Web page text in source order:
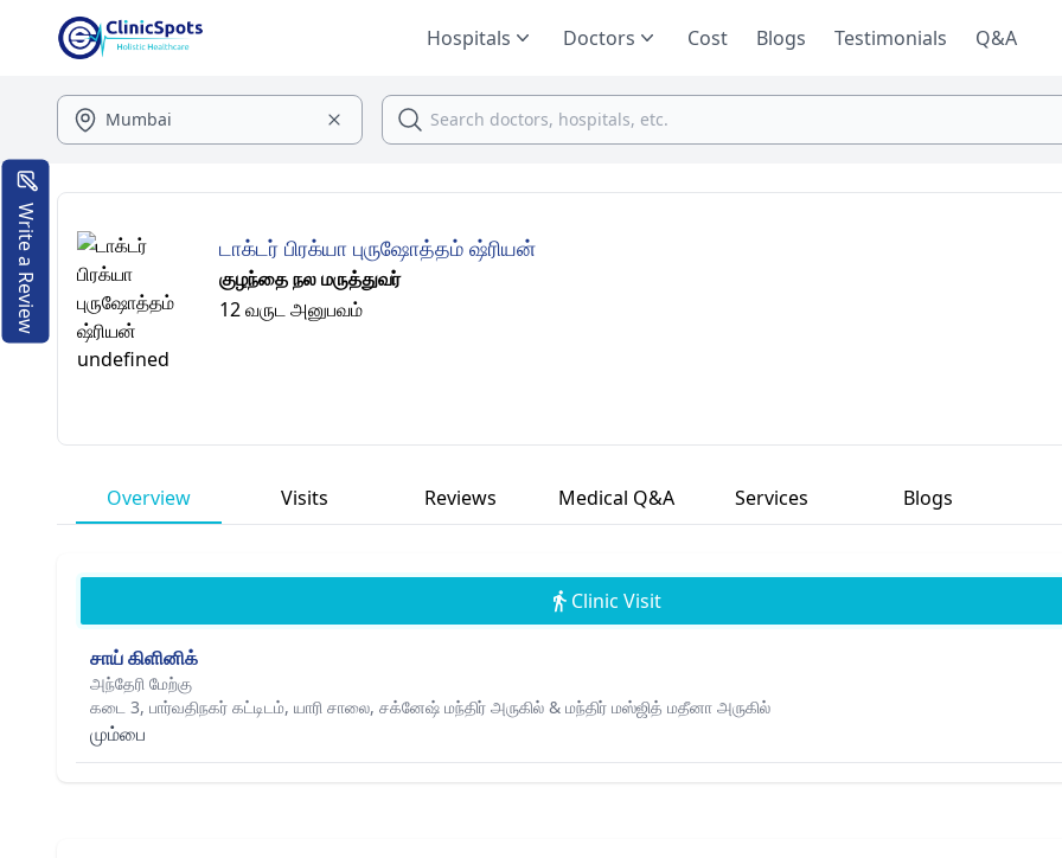
Hospitals Doctors Cost Blogs Testimonials Q&A
டாக்டர் பிரக்யா புருஷோத்தம் ஷ்ரியன்
குழந்தை நல மருத்துவர்
12 வருட அனுபவம்
Overview Visits Reviews Medical Q&A Services Blogs
Clinic Visit
சாய் கிளினிக்
அந்தேரி மேற்கு
கடை 3, பார்வதிநகர் கட்டிடம், யாரி சாலை, சக்னேஷ் மந்திர் அருகில் & மந்திர் மஸ்ஜித் மதீனா அருகில்
மும்பை
Write a Review